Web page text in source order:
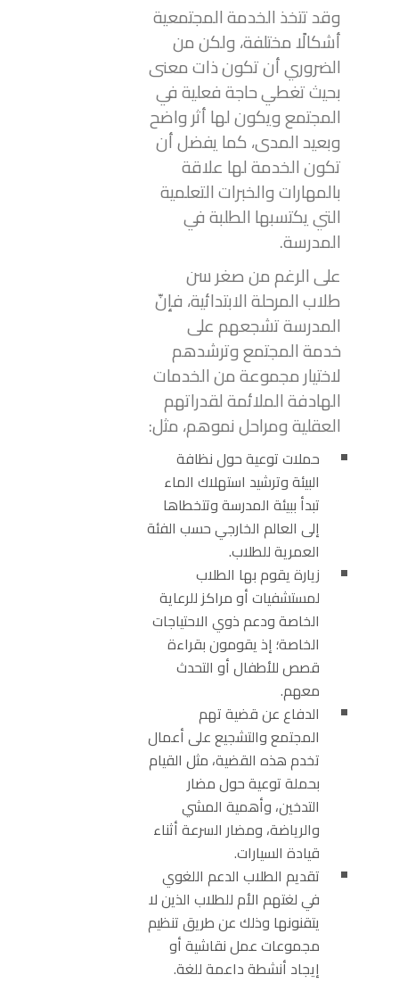
وقد تتخذ الخدمة المجتمعية
أشكالًا مختلفة، ولكن من
الضروري أن تكون ذات معنى
بحيث تغطي حاجة فعلية في
المجتمع ويكون لها أثر واضح
وبعيد المدى، كما يفضل أن
تكون الخدمة لها علاقة
بالمهارات والخبرات التعلمية
التي يكتسبها الطلبة في
المدرسة.
على الرغم من صغر سن
طلاب المرحلة الابتدائية، فإنّ
المدرسة تشجعهم على
خدمة المجتمع وترشدهم
لاختيار مجموعة من الخدمات
الهادفة الملائمة لقدراتهم
العقلية ومراحل نموهم، مثل:
حملات توعية حول نظافة
البيئة وترشيد استهلاك الماء
تبدأ ببيئة المدرسة وتتخطاها
إلى العالم الخارجي حسب الفئة
العمرية للطلاب.
زيارة يقوم بها الطلاب
لمستشفيات أو مراكز للرعاية
الخاصة ودعم ذوي الاحتياجات
الخاصة؛ إذ يقومون بقراءة
قصص للأطفال أو التحدث
معهم.
الدفاع عن قضية تهم
المجتمع والتشجيع على أعمال
تخدم هذه القضية، مثل القيام
بحملة توعية حول مضار
التدخين، وأهمية المشي
والرياضة، ومضار السرعة أثناء
قيادة السيارات.
تقديم الطلاب الدعم اللغوي
في لغتهم الأم للطلاب الذين لا
يتقنونها وذلك عن طريق تنظيم
مجموعات عمل نقاشية أو
إيجاد أنشطة داعمة للغة.